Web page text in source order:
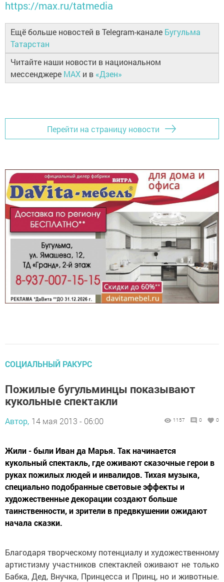
https://max.ru/tatmedia
Ещё больше новостей в Telegram-канале Бугульма
Татарстан
Читайте наши новости в национальном
мессенджере MAX и в «Дзен»
Перейти на страницу новости
СОЦИАЛЬНЫЙ РАКУРС
Пожилые бугульминцы показывают
кукольные спектакли
Автор, 14 мая 2013 - 06:00 1157 0 0
Жили - были Иван да Марья. Так начинается
кукольный спектакль, где оживают сказочные герои в
руках пожилых людей и инвалидов. Тихая музыка,
специально подобранные световые эффекты и
художественные декорации создают больше
таинственности, и зрители в предвкушении ожидают
начала сказки.
Благодаря творческому потенциалу и художественному
артистизму участников спектаклей оживают не только
Бабка, Дед, Внучка, Принцесса и Принц, но и животные.